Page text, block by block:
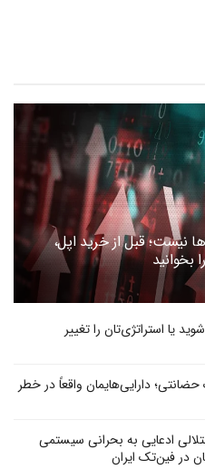
نیست؛ قبل از خرید اپل،
یا استراتژی‌تان را تغییر
دارایی‌هایمان واقعاً در خطر
ادعایی به بحرانی سیستمی
در فین‌تک ایران